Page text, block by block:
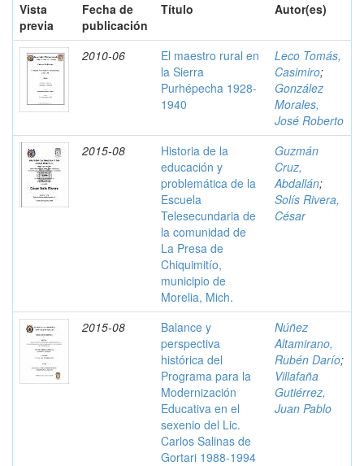
Vista
previa
Fecha de
publicación
Título Autor(es)
2010-06
El maestro rural en
la Sierra
Purhépecha 1928-
1940
Leco Tomás,
Casimiro;
González
Morales,
José Roberto
2015-08
Historia de la
educación y
problemática de la
Escuela
Telesecundaria de
la comunidad de
La Presa de
Chiquimitío,
municipio de
Morelia, Mich.
Guzmán
Cruz,
Abdallán;
Solís Rivera,
César
2015-08
Balance y
perspectiva
histórica del
Programa para la
Modernización
Educativa en el
sexenio del Lic.
Carlos Salinas de
Gortari 1988-1994
Núñez
Altamirano,
Rubén Darío;
Villafaña
Gutiérrez,
Juan Pablo